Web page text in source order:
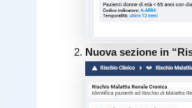
Nuova sezione in